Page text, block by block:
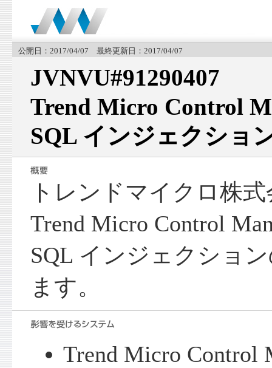
公開日：2017/04/07 最終更新日：2017/04/07
JVNVU#91290407
Trend Micro Control
SQL インジェクショ
トレンドマイクロ株
Trend Micro Control
SQL インジェクショ
ます。
Trend Micro Control